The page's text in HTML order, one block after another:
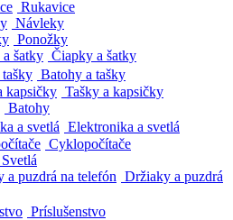
Rukavice
Návleky
Ponožky
Čiapky a šatky
Batohy a tašky
Tašky a kapsičky
Batohy
Elektronika a svetlá
Cyklopočítače
Svetlá
Držiaky a puzdrá
Príslušenstvo